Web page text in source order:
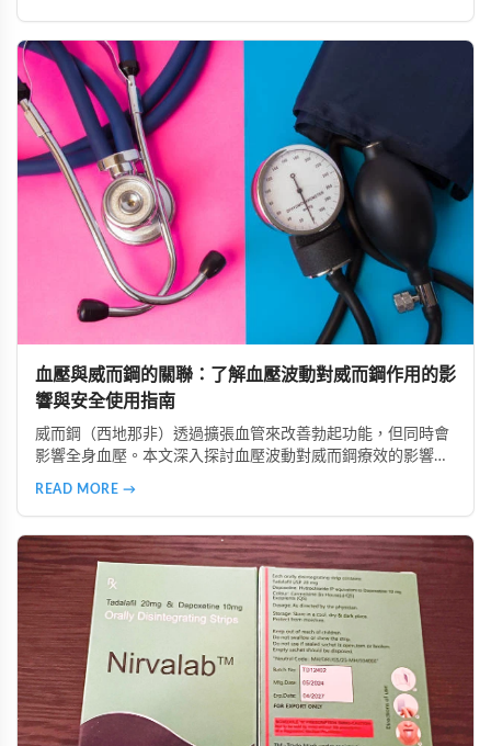
血壓與威而鋼的關聯：了解血壓波動對威而鋼作用的影
響與安全使用指南
威而鋼（西地那非）透過擴張血管來改善勃起功能，但同時會
影響全身血壓。本文深入探討血壓波動對威而鋼療效的影響，
在兼顧安全的前提下提升性生活品質。
READ MORE →